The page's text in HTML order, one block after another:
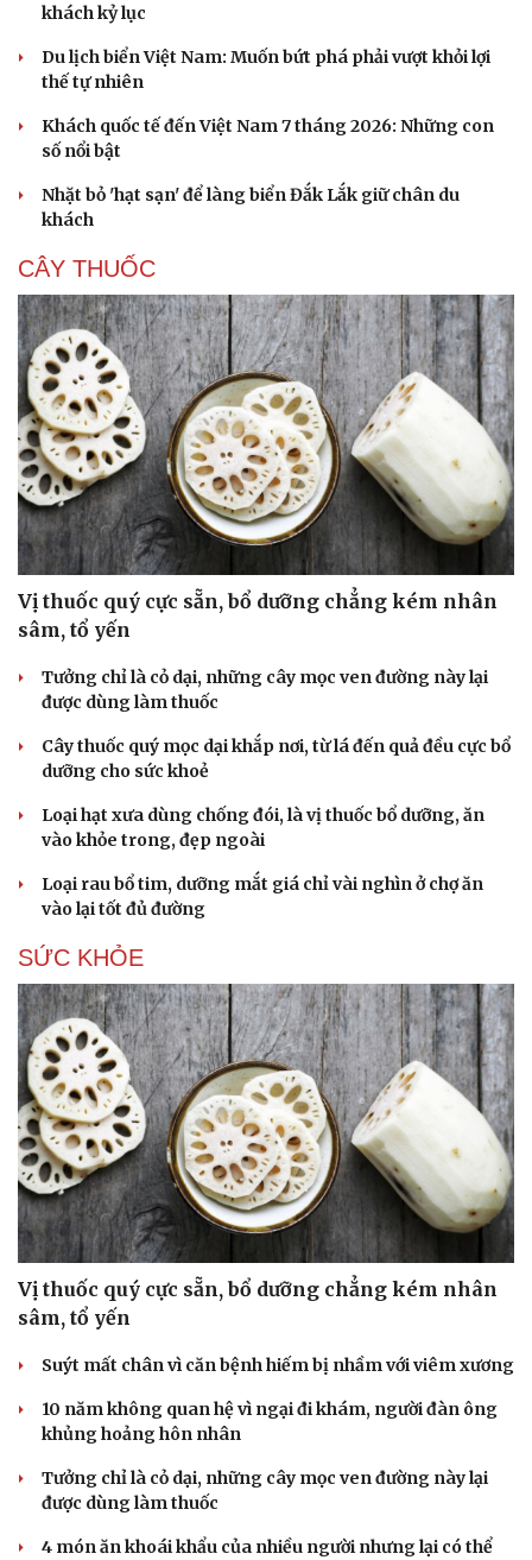
Du lịch
Săn Tour
check-in
Cửa sổ tình yêu
Kể chuyện cho bé
Hạt giống tâm hồn
khách kỷ lục
Du lịch biển Việt Nam: Muốn bứt phá phải vượt khỏi lợi
thế tự nhiên
Khách quốc tế đến Việt Nam 7 tháng 2026: Những con
số nổi bật
Nhặt bỏ 'hạt sạn' để làng biển Đắk Lắk giữ chân du
khách
CÂY THUỐC
Vị thuốc quý cực sẵn, bổ dưỡng chẳng kém nhân
sâm, tổ yến
Tưởng chỉ là cỏ dại, những cây mọc ven đường này lại
được dùng làm thuốc
Cây thuốc quý mọc dại khắp nơi, từ lá đến quả đều cực bổ
dưỡng cho sức khoẻ
Loại hạt xưa dùng chống đói, là vị thuốc bổ dưỡng, ăn
vào khỏe trong, đẹp ngoài
Loại rau bổ tim, dưỡng mắt giá chỉ vài nghìn ở chợ ăn
vào lại tốt đủ đường
SỨC KHỎE
Vị thuốc quý cực sẵn, bổ dưỡng chẳng kém nhân
sâm, tổ yến
Suýt mất chân vì căn bệnh hiếm bị nhầm với viêm xương
10 năm không quan hệ vì ngại đi khám, người đàn ông
khủng hoảng hôn nhân
Tưởng chỉ là cỏ dại, những cây mọc ven đường này lại
được dùng làm thuốc
4 món ăn khoái khẩu của nhiều người nhưng lại có thể